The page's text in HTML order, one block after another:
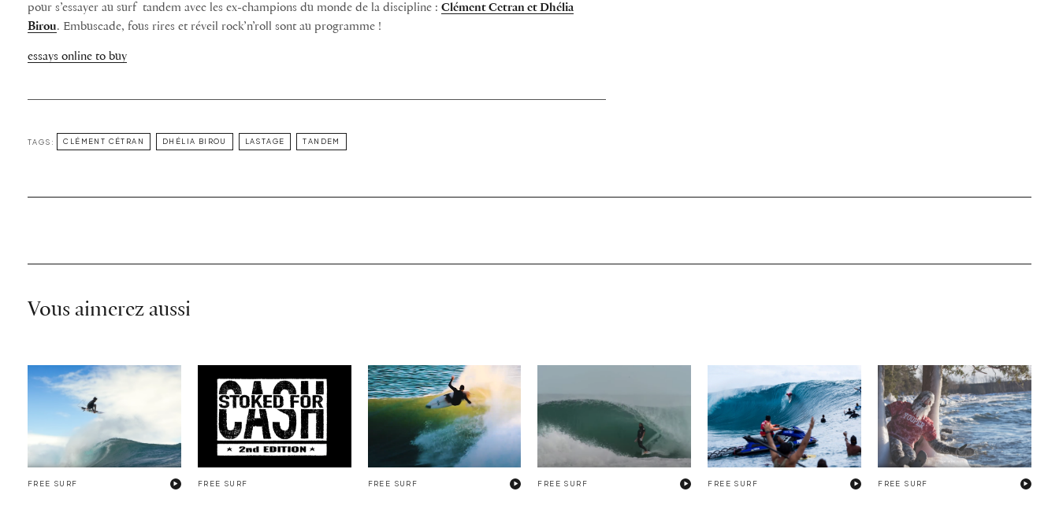
pour s’essayer au surf tandem avec les ex-champions du monde de la discipline : Clément Cetran et Dhélia
Birou. Embuscade, fous rires et réveil rock’n’roll sont au programme !
essays online to buy
TAGS: CLÉMENT CÉTRAN DHÉLIA BIROU LASTAGE TANDEM
Vous aimerez aussi
FREE SURF FREE SURF FREE SURF FREE SURF FREE SURF FREE SURF